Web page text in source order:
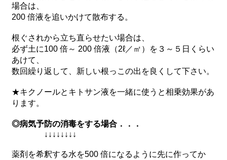
場合は、
200 倍液を追いかけて散布する。
根ぐされから立ち直らせたい場合は、
必ず土に100 倍～ 200 倍液（2ℓ／㎡）を３～５日くらい
あけて、
数回繰り返して、新しい根っこの出を良くして下さい。
★キクノールとキトサン液を一緒に使うと相乗効果があ
ります。
◎病気予防の消毒をする場合．．．
↓↓↓↓↓↓↓↓
薬剤を希釈する水を500 倍になるように先に作ってか